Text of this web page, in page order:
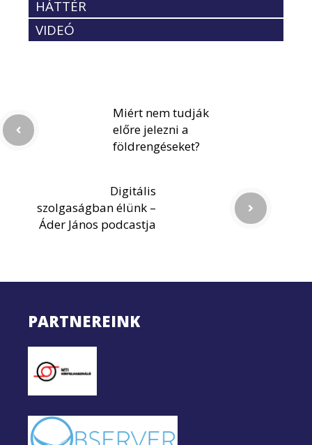
HÁTTÉR
VIDEÓ
Miért nem tudják
előre jelezni a
földrengéseket?
Digitális
szolgaságban élünk –
Áder János podcastja
PARTNEREINK